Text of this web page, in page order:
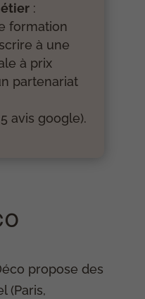
:
formation
à une
à prix
partenariat
avis google).
propose des
(Paris,